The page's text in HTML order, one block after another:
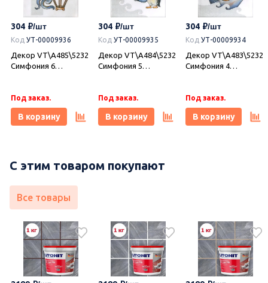
Castle Wood
20,1х50,5, Azori
(Азори)
Под заказ.
В корзину
Castle Ornament
20,1х50,5, Azori
(Азори)
Под заказ.
В корзину
Castle Marfil 20,1х50,5,
Azori (Азори)
В наличии 1.62 м2
В корзину
304
Код УТ-00009936
Декор VT\A485\5232
Симфония 6
Marazzi (Керама
Марацци)
Под заказ.
В корзину
304
Код УТ-00009935
Декор VT\A484\5232
Симфония 5
Marazzi (Керама
Марацци)
Под заказ.
В корзину
304
Код УТ-00009934
Декор VT\A483\5232
Симфония 4
Marazzi (Керама
Марацци)
Под заказ.
В корзину
С этим товаром покупают
Все товары